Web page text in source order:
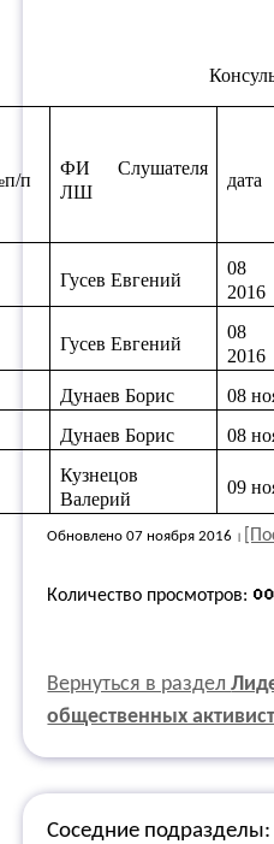
п
ФИ Слушателя
ЛШ
дата
Гусев Евгений
08
2016
Гусев Евгений
08
2016
Дунаев Борис 08
Дунаев Борис 08
Кузнецов
Валерий
09
Обновлено 07 ноября 2016
Количество просмотров:
Вернуться в раздел
общественных
Соседние подразделы: